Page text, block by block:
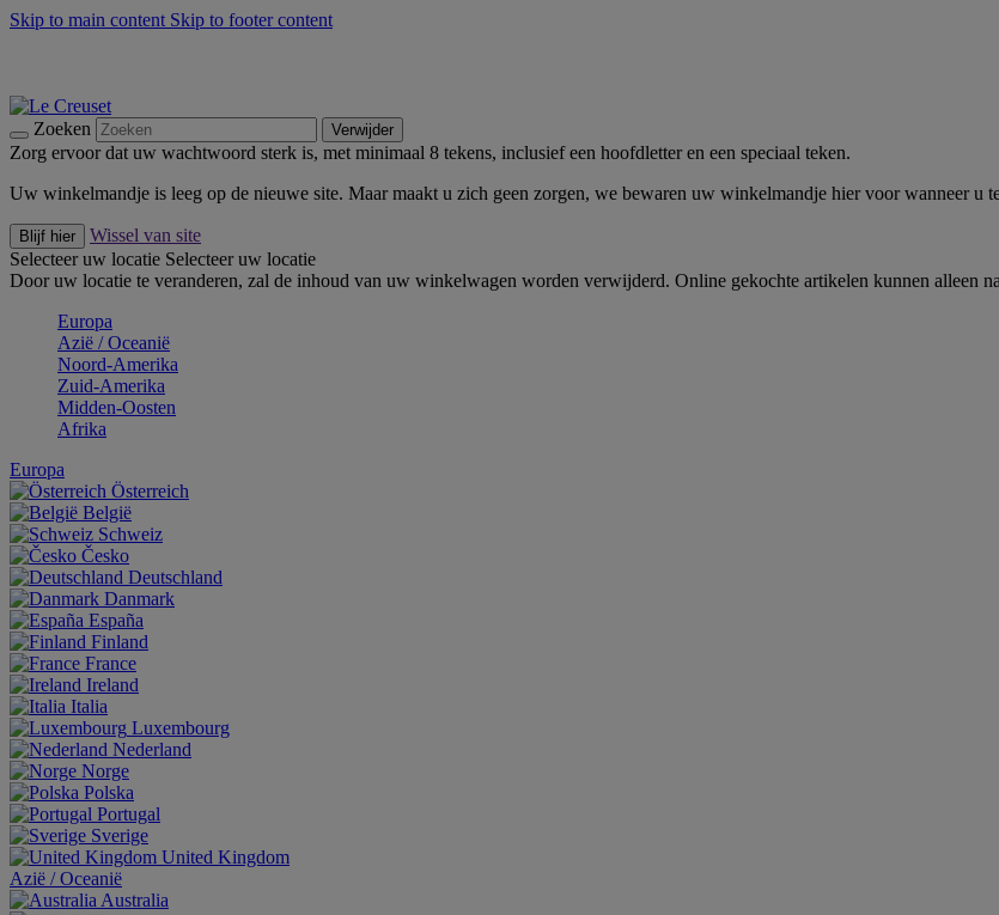
Skip to main content Skip to footer content
Zoeken Verwijder
Zorg ervoor dat uw wachtwoord sterk is, met minimaal 8 tekens, inclusief een hoofdletter en een speciaal teken.
Uw winkelmandje is leeg op de nieuwe site. Maar maakt u zich geen zorgen, we bewaren uw winkelmandje hier voor wanneer u
Blijf hier
Wissel van site
Selecteer uw locatie Selecteer uw locatie
Door uw locatie te veranderen, zal de inhoud van uw winkelwagen worden verwijderd. Online gekochte artikelen kunnen alleen
Europa
Aziё / Oceaniё
Noord-Amerika
Zuid-Amerika
Midden-Oosten
Afrika
Europa
Österreich
België
Schweiz
Česko
Deutschland
Danmark
España
Finland
France
Ireland
Italia
Luxembourg
Nederland
Norge
Polska
Portugal
Sverige
United Kingdom
Aziё / Oceaniё
Australia